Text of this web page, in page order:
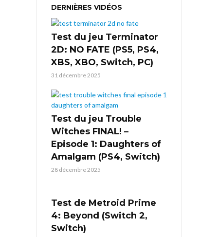
DERNIÈRES VIDÉOS
Test du jeu Terminator
2D: NO FATE (PS5, PS4,
XBS, XBO, Switch, PC)
31 décembre 2025
Test du jeu Trouble
Witches FINAL! –
Episode 1: Daughters of
Amalgam (PS4, Switch)
28 décembre 2025
Test de Metroid Prime
4: Beyond (Switch 2,
Switch)